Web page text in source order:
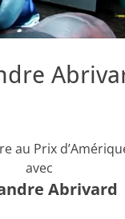
au Prix
avec
Abrivard